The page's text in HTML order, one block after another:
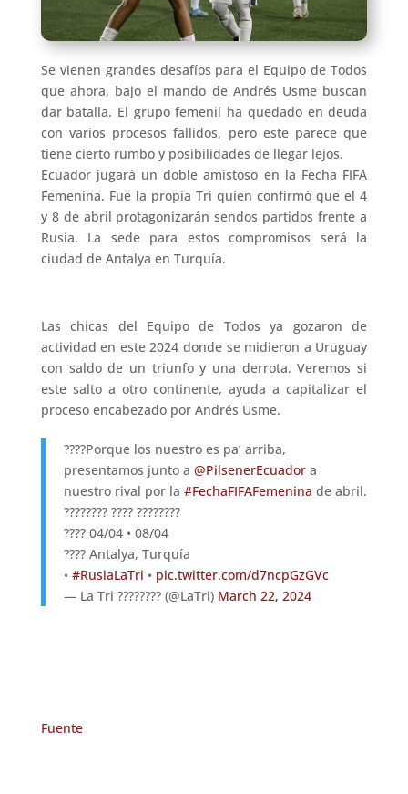
Se vienen grandes desafíos para el Equipo de Todos
que ahora, bajo el mando de Andrés Usme buscan
dar batalla. El grupo femenil ha quedado en deuda
con varios procesos fallidos, pero este parece que
tiene cierto rumbo y posibilidades de llegar lejos.
Ecuador jugará un doble amistoso en la Fecha FIFA
Femenina. Fue la propia Tri quien confirmó que el 4
y 8 de abril protagonizarán sendos partidos frente a
Rusia. La sede para estos compromisos será la
ciudad de Antalya en Turquía.
Las chicas del Equipo de Todos ya gozaron de
actividad en este 2024 donde se midieron a Uruguay
con saldo de un triunfo y una derrota. Veremos si
este salto a otro continente, ayuda a capitalizar el
proceso encabezado por Andrés Usme.
????Porque los nuestro es pa’ arriba,
presentamos junto a @PilsenerEcuadora
nuestro rival por la #FechaFIFAFemenina de abril.
???????? ???? ????????
???? 04/04 • 08/04
???? Antalya, Turquía
• #RusiaLaTri • pic.twitter.com/d7ncpGzGVc
— La Tri ???????? (@LaTri) March 22, 2024
Fuente